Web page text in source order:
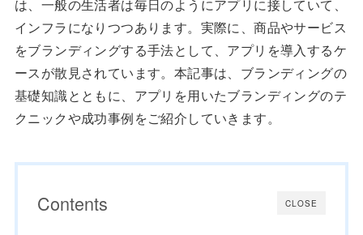
は、一般の生活者は毎日のようにアプリに接していて、
インフラになりつつあります。実際に、商品やサービス
をブランディングする手法として、アプリを導入するケ
ースが散見されています。本記事は、ブランディングの
基礎知識とともに、アプリを用いたブランディングのテ
クニックや成功事例をご紹介していきます。
CLOSE
Contents